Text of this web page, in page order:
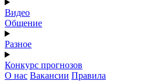
Видео
Общение
Разное
Конкурс прогнозов
О нас Вакансии Правила